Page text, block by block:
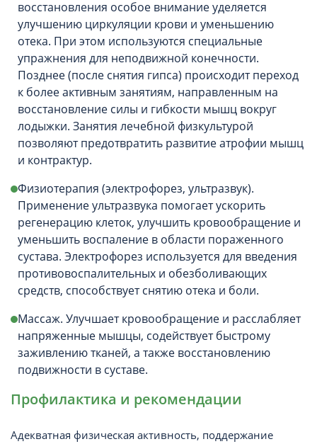
восстановления особое внимание уделяется
улучшению циркуляции крови и уменьшению
отека. При этом используются специальные
упражнения для неподвижной конечности.
Позднее (после снятия гипса) происходит переход
к более активным занятиям, направленным на
восстановление силы и гибкости мышц вокруг
лодыжки. Занятия лечебной физкультурой
позволяют предотвратить развитие атрофии мышц
и контрактур.
Физиотерапия (электрофорез, ультразвук).
Применение ультразвука помогает ускорить
регенерацию клеток, улучшить кровообращение и
уменьшить воспаление в области пораженного
сустава. Электрофорез используется для введения
противовоспалительных и обезболивающих
средств, способствует снятию отека и боли.
Массаж. Улучшает кровообращение и расслабляет
напряженные мышцы, содействует быстрому
заживлению тканей, а также восстановлению
подвижности в суставе.
Профилактика и рекомендации
Адекватная физическая активность, поддержание